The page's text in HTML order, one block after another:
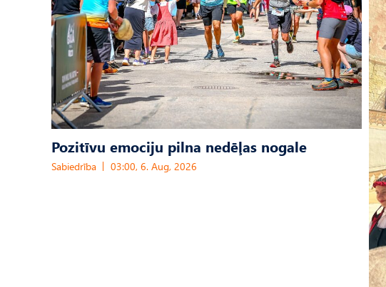
Pozitīvu emociju pilna nedēļas nogale
Sabiedrība 03:00, 6. Aug, 2026